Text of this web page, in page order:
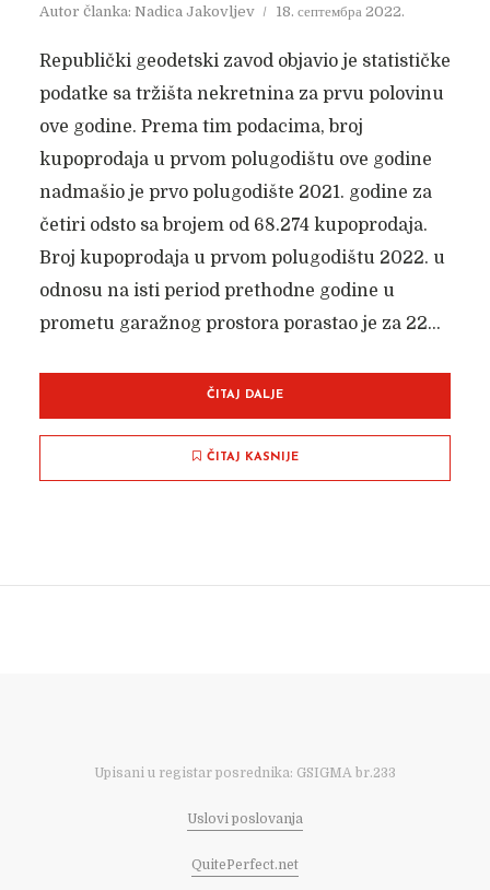
Autor članka: Nadica Jakovljev 18. септембра 2022.
Republički geodetski zavod objavio je statističke
podatke sa tržišta nekretnina za prvu polovinu
ove godine. Prema tim podacima, broj
kupoprodaja u prvom polugodištu ove godine
nadmašio je prvo polugodište 2021. godine za
četiri odsto sa brojem od 68.274 kupoprodaja.
Broj kupoprodaja u prvom polugodištu 2022. u
odnosu na isti period prethodne godine u
prometu garažnog prostora porastao je za 22...
ČITAJ DALJE
ČITAJ KASNIJE
Upisani u registar posrednika: GSIGMA br.233
Uslovi poslovanja
QuitePerfect.net